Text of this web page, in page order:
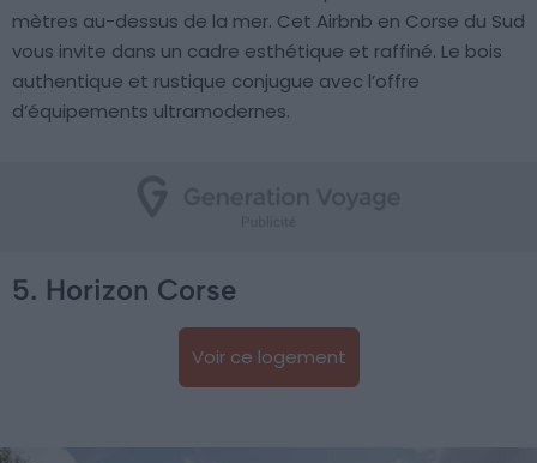
mètres au-dessus de la mer. Cet Airbnb en Corse du Sud
vous invite dans un cadre esthétique et raffiné. Le bois
authentique et rustique conjugue avec l’offre
d’équipements ultramodernes.
5. Horizon Corse
Voir ce logement